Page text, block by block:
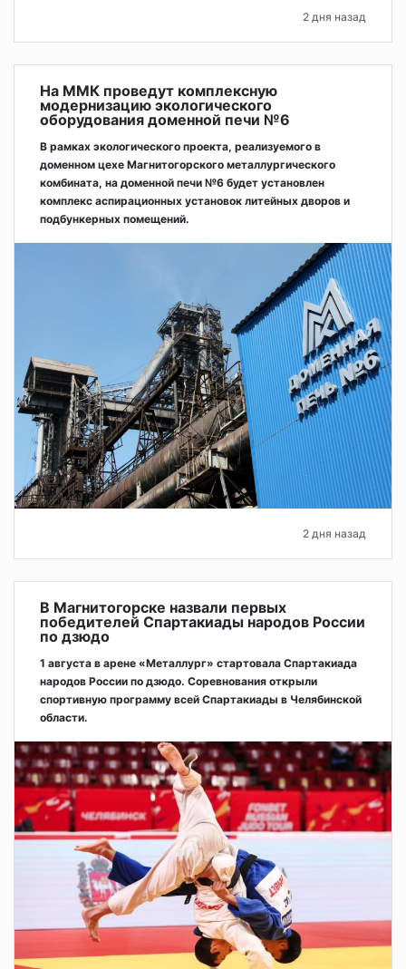
2 дня назад
На ММК проведут комплексную
модернизацию экологического
оборудования доменной печи №6
В рамках экологического проекта, реализуемого в
доменном цехе Магнитогорского металлургического
комбината, на доменной печи №6 будет установлен
комплекс аспирационных установок литейных дворов и
подбункерных помещений.
2 дня назад
В Магнитогорске назвали первых
победителей Спартакиады народов России
по дзюдо
1 августа в арене «Металлург» стартовала Спартакиада
народов России по дзюдо. Соревнования открыли
спортивную программу всей Спартакиады в Челябинской
области.